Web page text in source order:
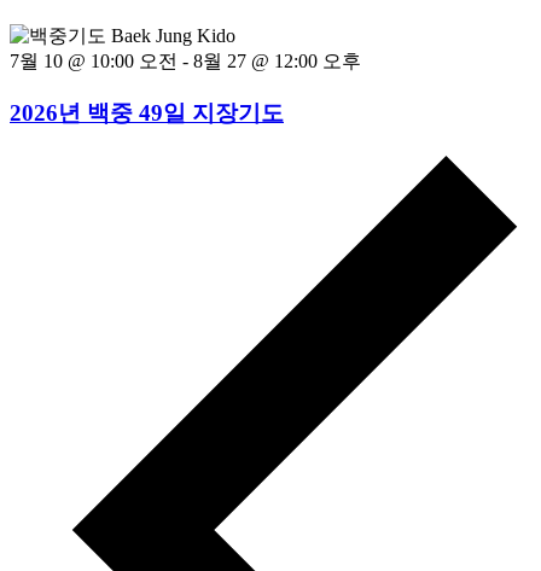
7월 10 @ 10:00 오전 - 8월 27 @ 12:00 오후
2026년 백중 49일 지장기도